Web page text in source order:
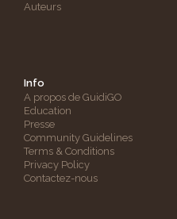
Auteurs
Info
A propos de GuidiGO
Education
Presse
Community Guidelines
Terms & Conditions
Privacy Policy
Contactez-nous